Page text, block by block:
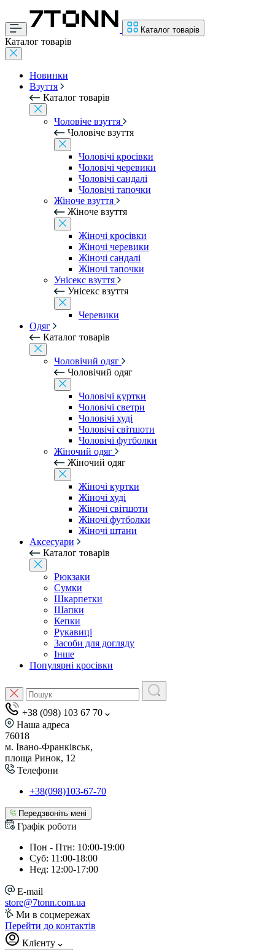
Каталог товарів
Каталог товарів
Новинки
Взуття
Каталог товарів
Чоловіче взуття
Чоловіче взуття
Чоловічі кросівки
Чоловічі черевики
Чоловічі сандалі
Чоловічі тапочки
Жіноче взуття
Жіноче взуття
Жіночі кросівки
Жіночі черевики
Жіночі сандалі
Жіночі тапочки
Унісекс взуття
Унісекс взуття
Черевики
Одяг
Каталог товарів
Чоловічий одяг
Чоловічий одяг
Чоловічі куртки
Чоловічі светри
Чоловічі худі
Чоловічі світшоти
Чоловічі футболки
Жіночий одяг
Жіночий одяг
Жіночі куртки
Жіночі худі
Жіночі світшоти
Жіночі футболки
Жіночі штани
Аксесуари
Каталог товарів
Рюкзаки
Сумки
Шкарпетки
Шапки
Кепки
Рукавиці
Засоби для догляду
Інше
Популярні кросівки
+38 (098) 103 67 70
Наша адреса
76018
м. Івано-Франківськ,
площа Ринок, 12
Телефони
+38(098)103-67-70
Передзвоніть мені
Графік роботи
Пон - Птн: 10:00-19:00
Суб: 11:00-18:00
Нед: 12:00-17:00
E-mail
store@7tonn.com.ua
Ми в соцмережах
Перейти до контактів
Клієнту